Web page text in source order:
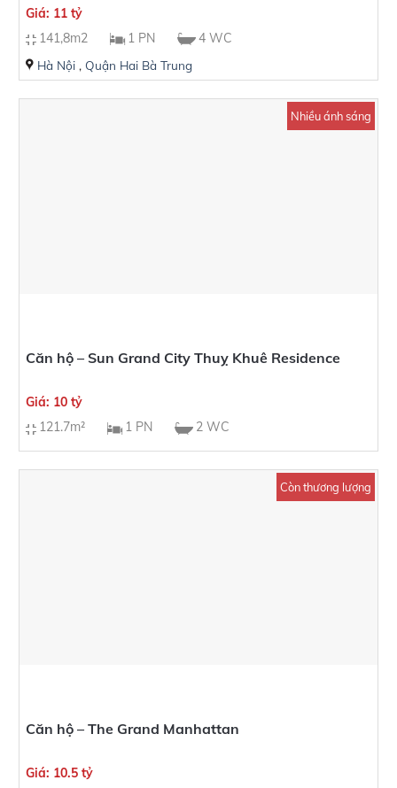
Giá: 11 tỷ
141,8m2
1 PN 4 WC
Hà Nội, Quận Hai Bà Trung
Nhiều ánh sáng
Căn hộ – Sun Grand City Thuỵ Khuê Residence
Giá: 10 tỷ
121.7m²
1 PN 2 WC
Còn thương lượng
Căn hộ – The Grand Manhattan
Giá: 10.5 tỷ